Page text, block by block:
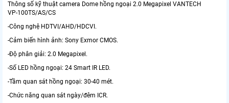
Thông số kỹ thuật camera Dome hồng ngoại 2.0 Megapixel VANTECH
VP-100TS/AS/CS
-Công nghệ HDTVI/AHD/HDCVI.
-Cảm biến hình ảnh: Sony Exmor CMOS.
-Độ phân giải: 2.0 Megapixel.
-Số LED hồng ngoại: 24 Smart IR LED.
-Tầm quan sát hồng ngoại: 30-40 mét.
-Chức năng quan sát ngày/đêm ICR.